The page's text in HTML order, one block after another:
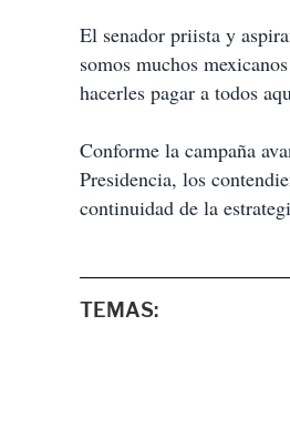
El senador priista y
somos muchos
hacerles pagar a todos
Conforme la campaña
Presidencia, los
continuidad de la
TEMAS: